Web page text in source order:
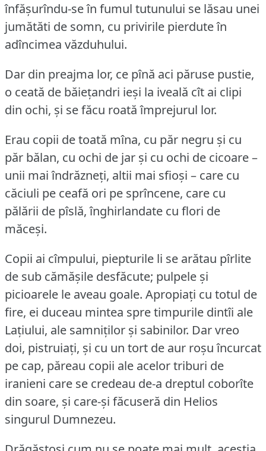
înfășurîndu-se în fumul tutunului se lăsau unei
jumătăti de somn, cu privirile pierdute în
adîncimea văzduhului.
Dar din preajma lor, ce pînă aci păruse pustie,
o ceată de băiețandri ieși la iveală cît ai clipi
din ochi, și se făcu roată împrejurul lor.
Erau copii de toată mîna, cu păr negru și cu
păr bălan, cu ochi de jar și cu ochi de cicoare –
unii mai îndrăzneți, altii mai sfioși – care cu
căciuli pe ceafă ori pe sprîncene, care cu
pălării de pîslă, înghirlandate cu flori de
măceși.
Copii ai cîmpului, piepturile li se arătau pîrlite
de sub cămășile desfăcute; pulpele și
picioarele le aveau goale. Apropiați cu totul de
fire, ei duceau mintea spre timpurile dintîi ale
Lațiului, ale samniților și sabinilor. Dar vreo
doi, pistruiați, și cu un tort de aur roșu încurcat
pe cap, păreau copii ale acelor triburi de
iranieni care se credeau de-a dreptul coborîte
din soare, și care-și făcuseră din Helios
singurul Dumnezeu.